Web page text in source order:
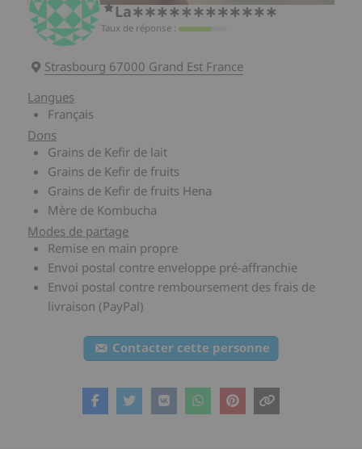
La∗∗∗∗∗∗∗∗∗∗∗∗
Taux de réponse :
Strasbourg 67000 Grand Est France
Langues
Français
Dons
Grains de Kefir de lait
Grains de Kefir de fruits
Grains de Kefir de fruits Hena
Mère de Kombucha
Modes de partage
Remise en main propre
Envoi postal contre enveloppe pré-affranchie
Envoi postal contre remboursement des frais de
livraison (PayPal)
Contacter cette personne